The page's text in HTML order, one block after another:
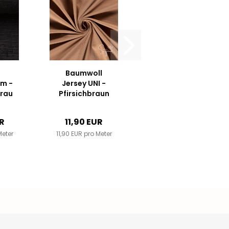
-
Baumwoll
Jersey UNI -
Pfirsichbraun
11,90 EUR
11,90 EUR pro Meter